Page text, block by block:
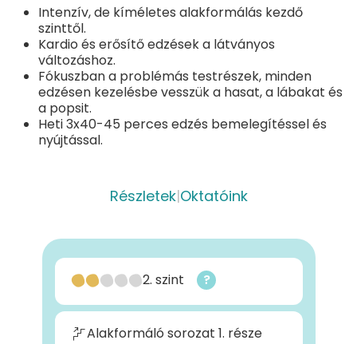
Részletek|Oktatóink
Intenzív, de kíméletes alakformálás kezdő
szinttől.
Kardio és erősítő edzések a látványos
változáshoz.
Fókuszban a problémás testrészek, minden
edzésen kezelésbe vesszük a hasat, a lábakat és
a popsit.
Heti 3x40-45 perces edzés bemelegítéssel és
nyújtással.
2. szint ?
Alakformáló sorozat 1. része